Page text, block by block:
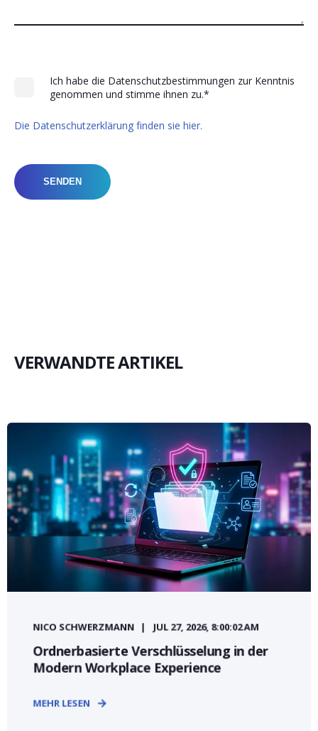
Ich habe die Datenschutzbestimmungen zur Kenntnis
genommen und stimme ihnen zu.*
Die Datenschutzerklärung finden sie hier.
VERWANDTE ARTIKEL
NICO SCHWERZMANN JUL 27, 2026, 8:00:02 AM
Ordnerbasierte Verschlüsselung in der
Modern Workplace Experience
MEHR LESEN